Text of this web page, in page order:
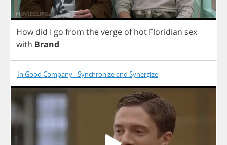
How did I go from theverge of hot Floridian sex
with Brand
In Good Company - Synchronize and Synergize